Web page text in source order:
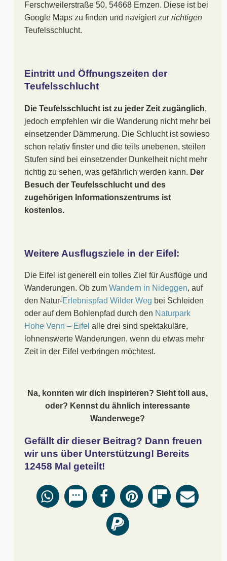
Ferschweilerstraße 50, 54668 Ernzen. Diese ist bei
Google Maps zu finden und navigiert zur richtigen
Teufelsschlucht.
Eintritt und Öffnungszeiten der
Teufelsschlucht
Die Teufelsschlucht ist zu jeder Zeit zugänglich,
jedoch empfehlen wir die Wanderung nicht mehr bei
einsetzender Dämmerung. Die Schlucht ist sowieso
schon relativ finster und die teils unebenen, steilen
Stufen sind bei einsetzender Dunkelheit nicht mehr
richtig zu sehen, was gefährlich werden kann. Der
Besuch der Teufelsschlucht und des
zugehörigen Informationszentrums ist
kostenlos.
Weitere Ausflugsziele in der Eifel:
Die Eifel ist generell ein tolles Ziel für Ausflüge und
Wanderungen. Ob zum Wandern in Nideggen, auf
den Natur-Erlebnispfad Wilder Weg bei Schleiden
oder auf dem Bohlenpfad durch den Naturpark
Hohe Venn – Eifel alle drei sind spektakuläre,
lohnenswerte Wanderungen, wenn du etwas mehr
Zeit in der Eifel verbringen möchtest.
Na, konnten wir dich inspirieren? Sieht toll aus,
oder? Kennst du ähnlich interessante
Wanderwege?
Gefällt dir dieser Beitrag? Dann freuen
wir uns über Unterstützung! Bereits
12458 Mal geteilt!